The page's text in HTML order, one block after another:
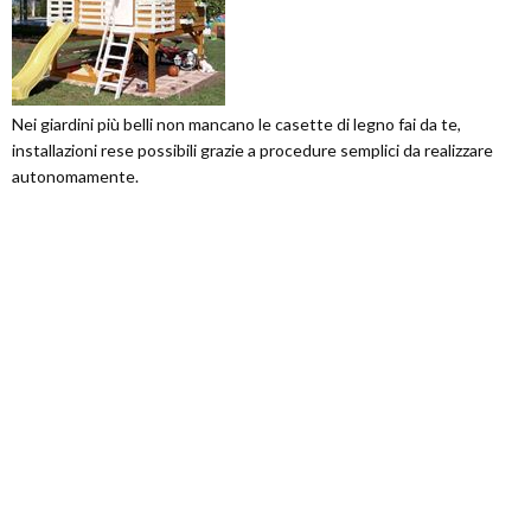
Nei giardini più belli non mancano le casette di legno fai da te,
installazioni rese possibili grazie a procedure semplici da realizzare
autonomamente.